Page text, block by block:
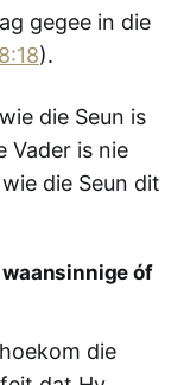
gegee in die
).
die Seun is
Vader is nie
die Seun dit
waansinnige óf
die